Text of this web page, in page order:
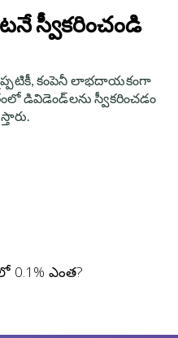
స్వీకరించండి
కంపెనీ లాభదాయకంగా
డివిడెండ్‌లను స్వీకరించడం
0.1% ఎంత?